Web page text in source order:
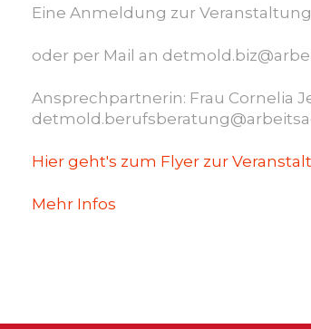
Eine Anmeldung zur
oder per Mail an
Ansprechpartnerin: Frau Cornelia
Hier geht's zum Flyer zur
Mehr Infos